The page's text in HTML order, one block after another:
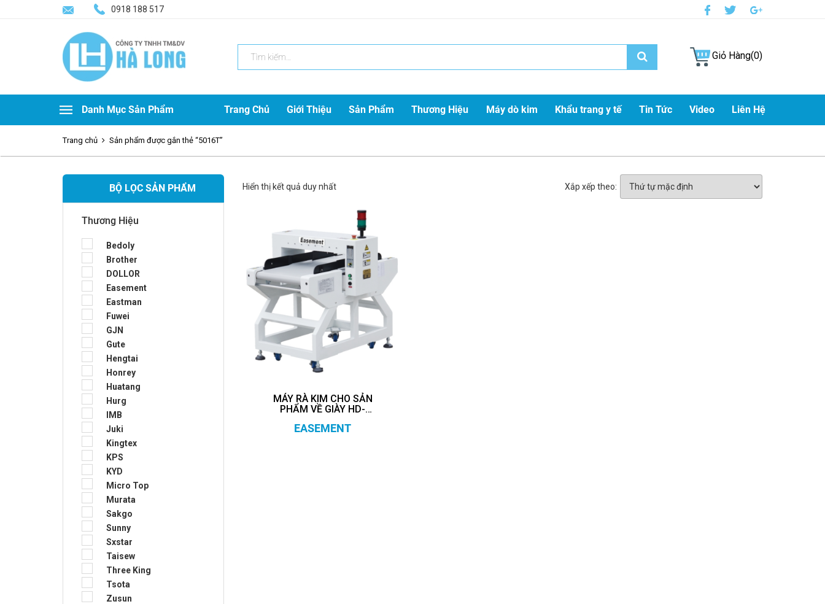
0918 188 517
Giỏ Hàng(0)
Danh Mục Sản Phẩm Trang Chủ Giới Thiệu Sản Phẩm Thương Hiệu Máy dò kim Khẩu trang y tế Tin Tức Video Liên Hệ
Trang chủ Sản phẩm được gắn thẻ “5016T”
BỘ LỌC SẢN PHẨM
Thương Hiệu
Bedoly
Brother
DOLLOR
Easement
Eastman
Fuwei
GJN
Gute
Hengtai
Honrey
Huatang
Hurg
IMB
Juki
Kingtex
KPS
KYD
Micro Top
Murata
Sakgo
Sunny
Sxstar
Taisew
Three King
Tsota
Zusun
Hiển thị kết quả duy nhất Xắp xếp theo:
MÁY RÀ KIM CHO SẢN
PHẨM VỀ GIÀY HD-
EASEMENT